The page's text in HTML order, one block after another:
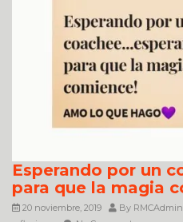
Esperando por un
para que la magia
20 noviembre, 2019 By RMCAdmin